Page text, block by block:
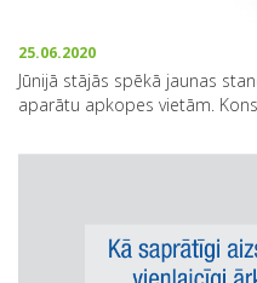
25.06.2020
Jūnijā stājās spēkā jaunas
aparātu apkopes vietām.